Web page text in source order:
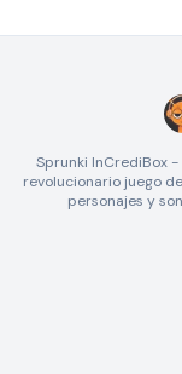
Sprunki InCrediBox
revolucionario juego
personajes y